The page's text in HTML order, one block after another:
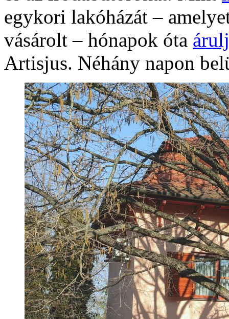
egykori lakóházát –
vásárolt – hónapok óta
Artisjus. Néhány napon